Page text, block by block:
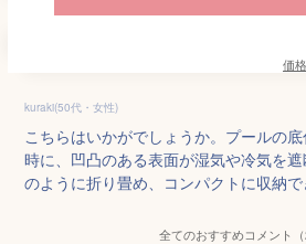
価
kuraki(50代・女性)
こちらはいかがでしょうか。プールの
時に、凹凸のある表面が湿気や冷気を
のように折り畳め、コンパクトに収納で
全てのおすすめコメント（